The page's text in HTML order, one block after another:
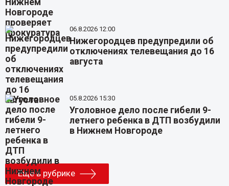
06.8.2026 12:00
Нижегородцев предупредили об
отключениях телевещания до 16
августа
05.8.2026 15:30
Уголовное дело после гибели 9-
летнего ребенка в ДТП возбудили
в Нижнем Новгороде
Еще в рубрике